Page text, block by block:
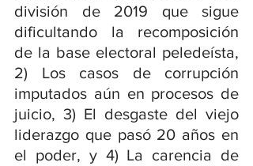
división de 2019 que sigue
dificultando la recomposición
de la base electoral peledeísta,
2) Los casos de corrupción
imputados aún en procesos de
juicio, 3) El desgaste del viejo
liderazgo que pasó 20 años en
el poder, y 4) La carencia de